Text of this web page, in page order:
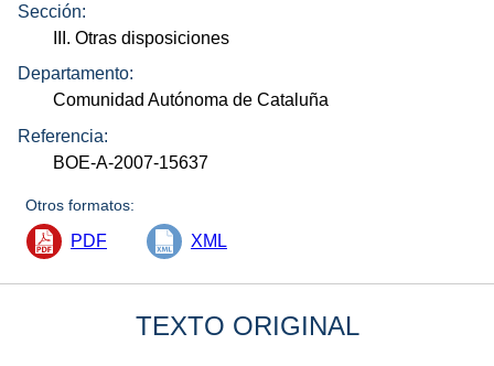
Sección:
III. Otras disposiciones
Departamento:
Comunidad Autónoma de Cataluña
Referencia:
BOE-A-2007-15637
Otros formatos:
PDF XML
TEXTO ORIGINAL